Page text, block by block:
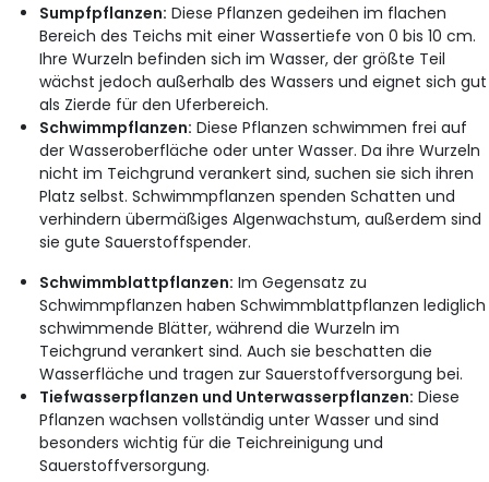
Sumpfpflanzen: Diese Pflanzen gedeihen im flachen
Bereich des Teichs mit einer Wassertiefe von 0 bis 10 cm.
Ihre Wurzeln befinden sich im Wasser, der größte Teil
wächst jedoch außerhalb des Wassers und eignet sich gut
als Zierde für den Uferbereich.
Schwimmpflanzen: Diese Pflanzen schwimmen frei auf
der Wasseroberfläche oder unter Wasser. Da ihre Wurzeln
nicht im Teichgrund verankert sind, suchen sie sich ihren
Platz selbst. Schwimmpflanzen spenden Schatten und
verhindern übermäßiges Algenwachstum, außerdem sind
sie gute Sauerstoffspender.
Schwimmblattpflanzen: Im Gegensatz zu
Schwimmpflanzen haben Schwimmblattpflanzen lediglich
schwimmende Blätter, während die Wurzeln im
Teichgrund verankert sind. Auch sie beschatten die
Wasserfläche und tragen zur Sauerstoffversorgung bei.
Tiefwasserpflanzen und Unterwasserpflanzen: Diese
Pflanzen wachsen vollständig unter Wasser und sind
besonders wichtig für die Teichreinigung und
Sauerstoffversorgung.